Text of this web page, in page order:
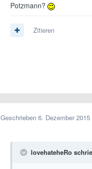
Potzmann?
Zitieren
Geschrieben 6. Dezember 2015
lovehateheRo